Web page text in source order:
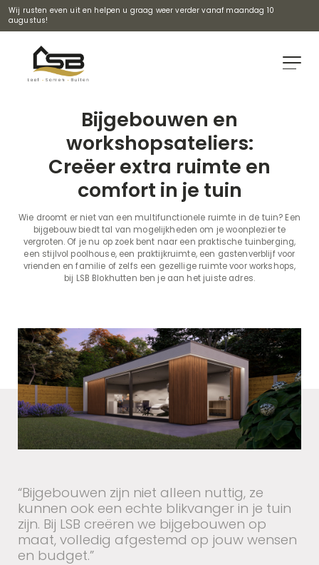
Wij rusten even uit en helpen u graag weer verder vanaf maandag 10
augustus!
Bijgebouwen en
workshopsateliers:
Creëer extra ruimte en
comfort in je tuin
Wie droomt er niet van een multifunctionele ruimte in de tuin? Een
bijgebouw biedt tal van mogelijkheden om je woonplezier te
vergroten. Of je nu op zoek bent naar een praktische tuinberging,
een stijlvol poolhouse, een praktijkruimte, een gastenverblijf voor
vrienden en familie of zelfs een gezellige ruimte voor workshops,
bij LSB Blokhutten ben je aan het juiste adres.
“Bijgebouwen zijn niet alleen nuttig, ze
kunnen ook een echte blikvanger in je tuin
zijn. Bij LSB creëren we bijgebouwen op
maat, volledig afgestemd op jouw wensen
en budget.”